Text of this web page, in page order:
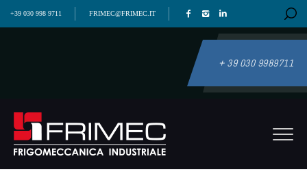
+39 030 998 9711 FRIMEC@FRIMEC.IT
+ 39 030 9989711